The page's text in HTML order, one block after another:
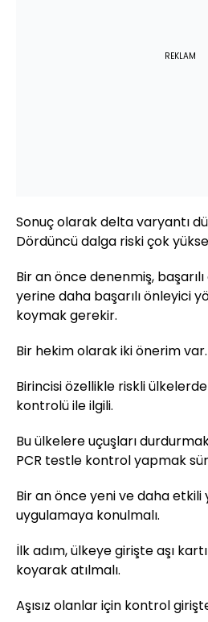
REKLAM
Sonuç olarak delta varyantı
Dördüncü dalga riski çok
Bir an önce denenmiş,
yerine daha başarılı önleyici
koymak gerekir.
Bir hekim olarak iki önerim var.
Birincisi özellikle riskli
kontrolü ile ilgili.
Bu ülkelere uçuşları
PCR testle kontrol yapmak
Bir an önce yeni ve daha
uygulamaya konulmalı.
İlk adım, ülkeye girişte aşı
koyarak atılmalı.
Aşısız olanlar için kontrol